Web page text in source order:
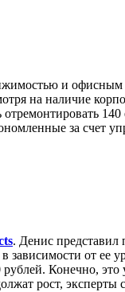
и офисным
на наличие
140
за счет
. Денис
зависимости от ее
Конечно,
рост, эксперты